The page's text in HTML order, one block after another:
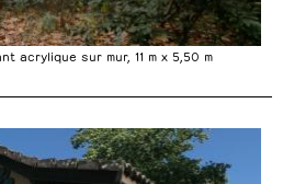
acrylique sur mur, 11 m x 5,50 m